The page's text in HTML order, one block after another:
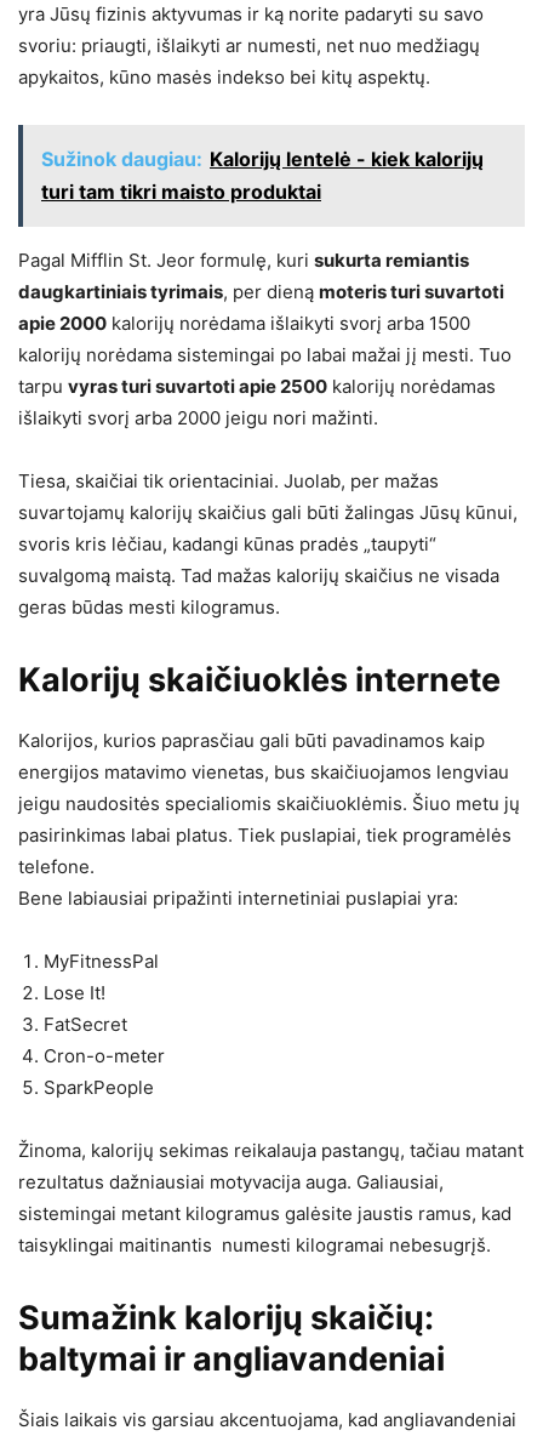
yra Jūsų fizinis aktyvumas ir ką norite padaryti su savo
svoriu: priaugti, išlaikyti ar numesti, net nuo medžiagų
apykaitos, kūno masės indekso bei kitų aspektų.
Sužinok daugiau: Kalorijų lentelė - kiek kalorijų
turi tam tikri maisto produktai
Pagal Mifflin St. Jeor formulę, kuri sukurta remiantis
daugkartiniais tyrimais, per dieną moteris turi suvartoti
apie 2000 kalorijų norėdama išlaikyti svorį arba 1500
kalorijų norėdama sistemingai po labai mažai jį mesti. Tuo
tarpu vyras turi suvartoti apie 2500 kalorijų norėdamas
išlaikyti svorį arba 2000 jeigu nori mažinti.
Tiesa, skaičiai tik orientaciniai. Juolab, per mažas
suvartojamų kalorijų skaičius gali būti žalingas Jūsų kūnui,
svoris kris lėčiau, kadangi kūnas pradės „taupyti“
suvalgomą maistą. Tad mažas kalorijų skaičius ne visada
geras būdas mesti kilogramus.
Kalorijų skaičiuoklės internete
Kalorijos, kurios paprasčiau gali būti pavadinamos kaip
energijos matavimo vienetas, bus skaičiuojamos lengviau
jeigu naudositės specialiomis skaičiuoklėmis. Šiuo metu jų
pasirinkimas labai platus. Tiek puslapiai, tiek programėlės
telefone.
Bene labiausiai pripažinti internetiniai puslapiai yra:
MyFitnessPal
Lose It!
FatSecret
Cron-o-meter
SparkPeople
Žinoma, kalorijų sekimas reikalauja pastangų, tačiau matant
rezultatus dažniausiai motyvacija auga. Galiausiai,
sistemingai metant kilogramus galėsite jaustis ramus, kad
taisyklingai maitinantis numesti kilogramai nebesugrįš.
Sumažink kalorijų skaičių:
baltymai ir angliavandeniai
Šiais laikais vis garsiau akcentuojama, kad angliavandeniai